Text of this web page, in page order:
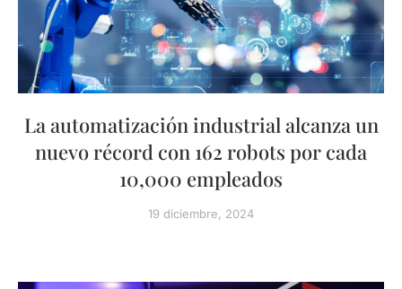
La automatización industrial alcanza un
nuevo récord con 162 robots por cada
10,000 empleados
19 diciembre, 2024